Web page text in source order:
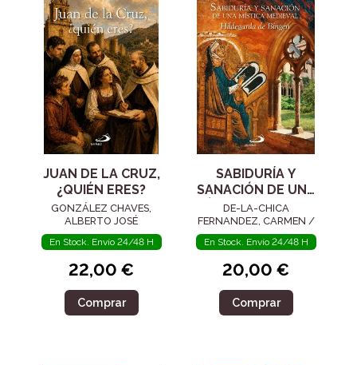
JUAN DE LA CRUZ,
¿QUIÉN ERES?
GONZÁLEZ CHAVES,
ALBERTO JOSÉ
En Stock. Envío 24/48 H
22,00 €
Comprar
SABIDURÍA Y
SANACIÓN DE UNA
MÍSTICA MEDIEVAL
DE-LA-CHICA
FERNANDEZ, CARMEN /
ARANA BENITO DEL
VALLE, MARÍA JOSÉ
En Stock. Envío 24/48 H
20,00 €
Comprar